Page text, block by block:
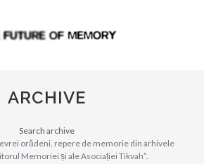
ARCHIVE
Search archive
orădeni, repere de memorie din arhivele
Memoriei și ale Asociației Tikvah”.